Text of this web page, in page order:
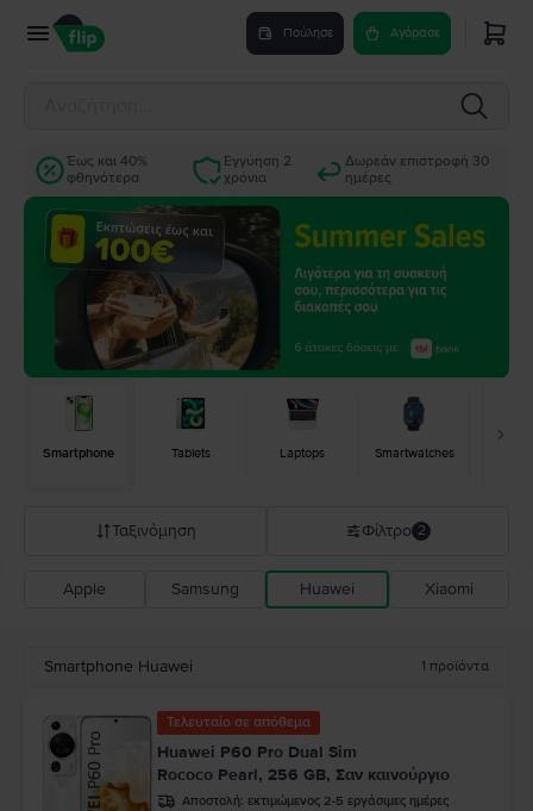
Πούλησε Αγόρασε
Έως και 40%
φθηνότερα
Εγγύηση 2
χρόνια
Δωρεάν επιστροφή 30
ημέρες
Smartphone Tablets Laptops Smartwatches
Ταξινόμηση
Σύσταση Flip
Φίλτρο 2
Apple Samsung Huawei Xiaomi
Smartphone Huawei 1 προϊόντα
Τελευταίο σε απόθεμα
Huawei P60 Pro Dual Sim
Rococo Pearl, 256 GB, Σαν καινούργιο
Αποστολή: εκτιμώμενος 2-5 εργάσιμες ημέρες